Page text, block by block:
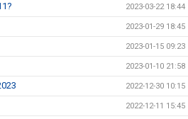
2023-03-22 18:44
2023-01-29 18:45
2023-01-15 09:23
2023-01-10 21:58
2022-12-30 10:15
2022-12-11 15:45